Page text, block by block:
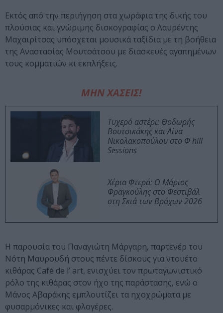
Εκτός από την περιήγηση στα χωράφια της δικής του
πλούσιας και γνώριμης δισκογραφίας ο Λαυρέντης
Μαχαιρίτσας υπόσχεται μουσικά ταξίδια με τη βοήθεια
της Αναστασίας Μουτσάτσου με διασκευές αγαπημένων
τους κομματιών κι εκπλήξεις.
ΜΗΝ ΧΑΣΕΙΣ!
Τυχερό αστέρι: Θοδωρής
Βουτσικάκης και Λίνα
Νικολακοπούλου στο Φ hill
Sessions
Χέρια Φτερά: Ο Μάριος
Φραγκούλης στο Φεστιβάλ
στη Σκιά των Βράχων 2026
Η παρουσία του Παναγιώτη Μάργαρη, παρτενέρ του
Νότη Μαυρουδή στους πέντε δίσκους για ντουέτο
κιθάρας Café de l’ art, ενισχύει τον πρωταγωνιστικό
ρόλο της κιθάρας στον ήχο της παράστασης, ενώ ο
Μάνος Αβαράκης εμπλουτίζει τα ηχοχρώματα με
φυσαρμόνικες και φλογέρες.